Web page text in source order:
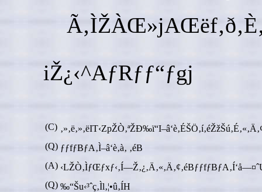
iŽ¿‹^AƒRƒƒ“ƒgj
(C)
(Q) ƒƒfƒBƒA‚Ì–â‘è‚à‚ ‚éB
(A)
(Q) ‰“Šu‹³ˆç‚Ìl‚¦•û‚ÍH